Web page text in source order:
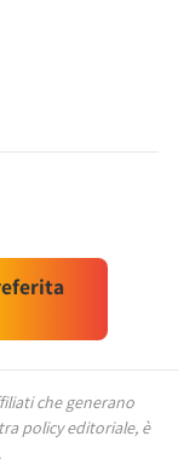
che generano
policy editoriale, è